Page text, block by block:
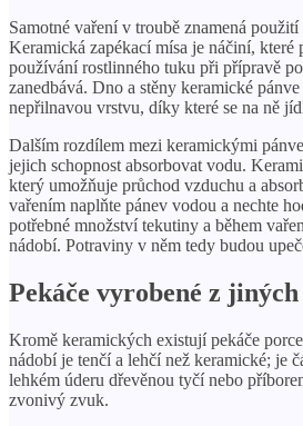
Samotné vaření v troubě znamená
Keramická zapékací mísa je náčiní, které
používání rostlinného tuku při přípravě
zanedbává. Dno a stěny keramické
nepřilnavou vrstvu, díky které se na ně
Dalším rozdílem mezi keramickými
jejich schopnost absorbovat vodu.
který umožňuje průchod vzduchu a
vařením naplňte pánev vodou a nechte
potřebné množství tekutiny a během
nádobí. Potraviny v něm tedy budou
Pekáče vyrobené z
Kromě keramických existují pekáče
nádobí je tenčí a lehčí než keramické; je
lehkém úderu dřevěnou tyčí nebo
zvonivý zvuk.